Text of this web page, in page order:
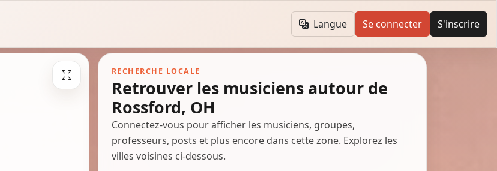
Langue Se connecter S'inscrire
RECHERCHE LOCALE
Retrouver les musiciens autour de
Rossford, OH
Connectez-vous pour afficher les musiciens, groupes,
professeurs, posts et plus encore dans cette zone. Explorez les
villes voisines ci-dessous.